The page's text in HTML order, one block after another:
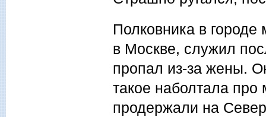
Полковника в
в Москве, служил
пропал из-за жены.
такое наболтала про
продержали на